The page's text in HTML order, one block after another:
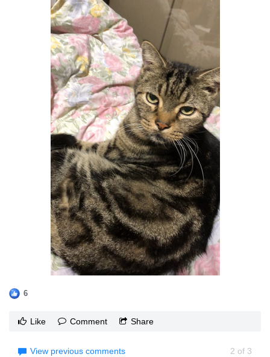
6
Like Comment Share
View previous comments 2 of 3